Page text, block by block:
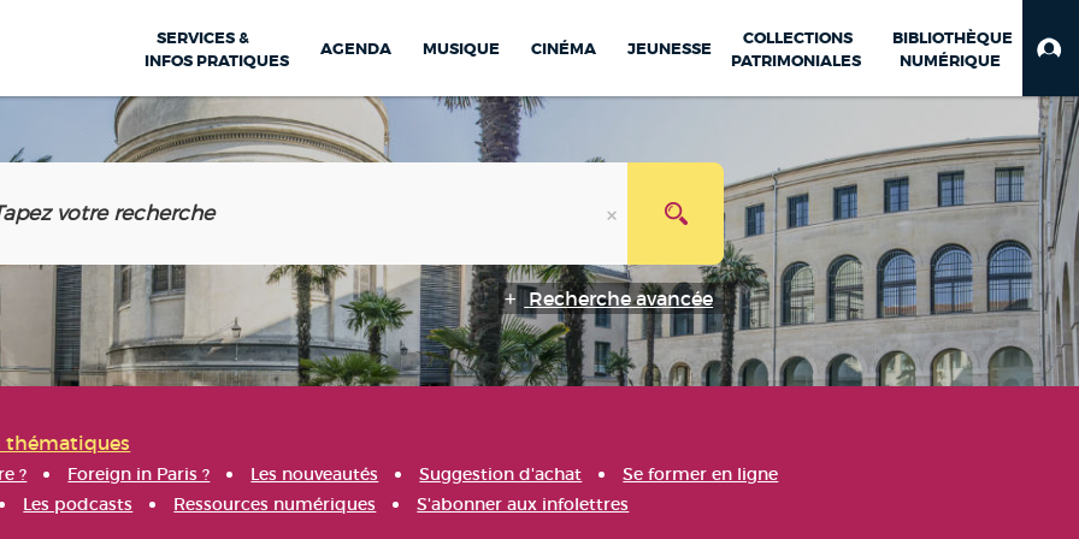
SERVICES &
INFOS PRATIQUES
AGENDA MUSIQUE CINÉMA JEUNESSE
COLLECTIONS
PATRIMONIALES
BIBLIOTHÈQUE
NUMÉRIQUE
Recherche avancée
thématiques
? Foreign in Paris ? Les nouveautés Suggestion d'achat
Se former en ligne
Les podcasts Ressources numériques S'abonner aux infolettres